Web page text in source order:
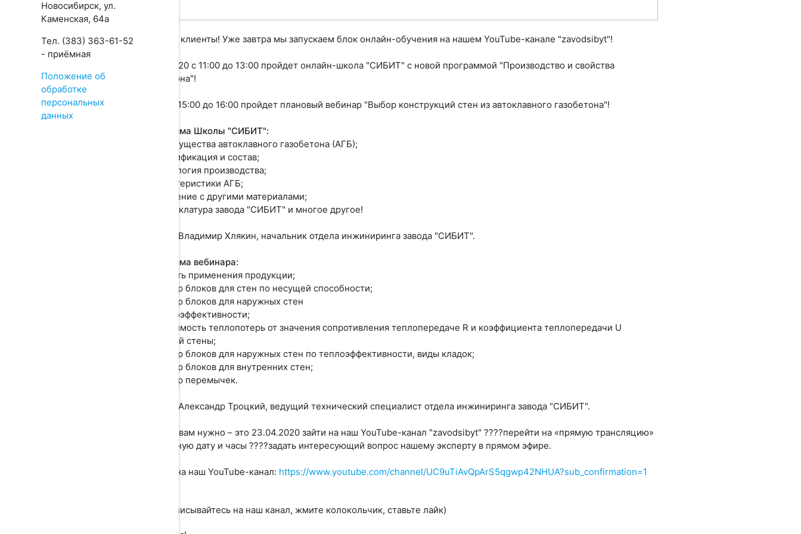
Новосибирск, ул.
Каменская, 64а
Тел. (383) 363-61-52
- приёмная
Положение об
обработке
персональных
данных
Дорогие клиенты! Уже завтра мы запускаем блок онлайн-обучения на нашем YouTube-канале "zavodsibyt"!
23.04.2020 с 11:00 до 13:00 пройдет онлайн-школа "СИБИТ" с новой программой "Производство и свойства
газобетона"!
Далее с 15:00 до 16:00 пройдет плановый вебинар "Выбор конструкций стен из автоклавного газобетона"!
Программа Школы "СИБИТ":
✅ преимущества автоклавного газобетона (АГБ);
✅ классификация и состав;
✅ технология производства;
✅ характеристики АГБ;
✅ сравнение с другими материалами;
✅ номенклатура завода "СИБИТ" и многое другое!
Спикер: Владимир Хлякин, начальник отдела инжиниринга завода "СИБИТ".
Программа вебинара:
✅ область применения продукции;
✅ подбор блоков для стен по несущей способности;
✅ подбор блоков для наружных стен
по теплоэффективности;
✅ зависимость теплопотерь от значения сопротивления теплопередаче R и коэффициента теплопередачи U
наружной стены;
✅ подбор блоков для наружных стен по теплоэффективности, виды кладок;
✅ подбор блоков для внутренних стен;
✅ подбор перемычек.
Спикер: Александр Троцкий, ведущий технический специалист отдела инжиниринга завода "СИБИТ".
Все, что вам нужно – это 23.04.2020 зайти на наш YouTube-канал "zavodsibyt" ????перейти на «прямую трансляцию»
в указанную дату и часы ????задать интересующий вопрос нашему эксперту в прямом эфире.
Ссылка на наш YouTube-канал: https://www.youtube.com/channel/UC9uTiAvQpArS5qgwp42NHUA?sub_confirmation=1
Подписывайтесь на наш канал, жмите колокольчик, ставьте лайк)